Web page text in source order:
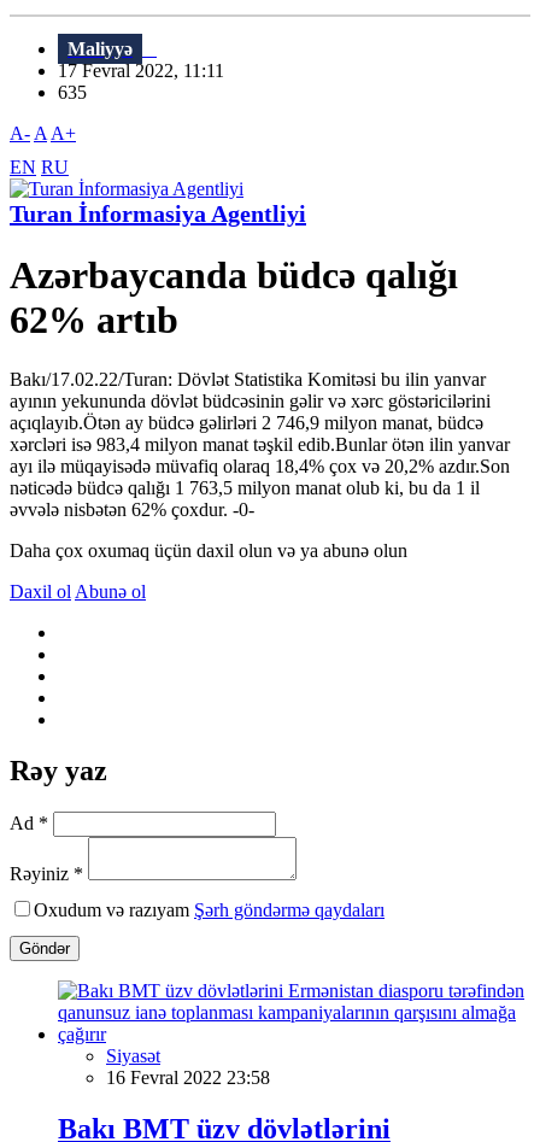
Maliyyə
17 Fevral 2022, 11:11
635
A- A A+
EN RU
Turan İnformasiya Agentliyi
Azərbaycanda büdcə qalığı
62% artıb
Bakı/17.02.22/Turan: Dövlət Statistika Komitəsi bu ilin yanvar
ayının yekununda dövlət büdcəsinin gəlir və xərc göstəricilərini
açıqlayıb.Ötən ay büdcə gəlirləri 2 746,9 milyon manat, büdcə
xərcləri isə 983,4 milyon manat təşkil edib.Bunlar ötən ilin yanvar
ayı ilə müqayisədə müvafiq olaraq 18,4% çox və 20,2% azdır.Son
nəticədə büdcə qalığı 1 763,5 milyon manat olub ki, bu da 1 il
əvvələ nisbətən 62% çoxdur. -0-
Daha çox oxumaq üçün daxil olun və ya abunə olun
Daxil ol Abunə ol
Rəy yaz
Ad *
Rəyiniz *
Oxudum və razıyam Şərh göndərmə qaydaları
Göndər
Siyasət
16 Fevral 2022 23:58
Bakı BMT üzv dövlətlərini